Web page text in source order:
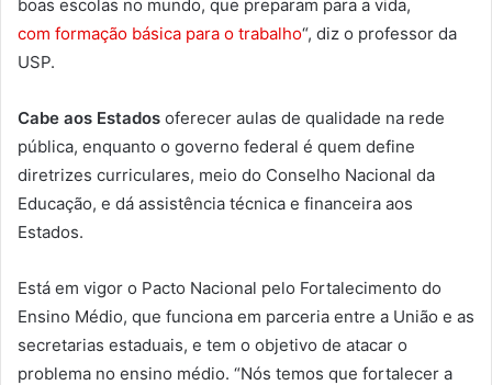
boas escolas no mundo, que preparam para a vida,
com formação básica para o trabalho“, diz o professor da
USP.
Cabe aos Estados oferecer aulas de qualidade na rede
pública, enquanto o governo federal é quem define
diretrizes curriculares, meio do Conselho Nacional da
Educação, e dá assistência técnica e financeira aos
Estados.
Está em vigor o Pacto Nacional pelo Fortalecimento do
Ensino Médio, que funciona em parceria entre a União e as
secretarias estaduais, e tem o objetivo de atacar o
problema no ensino médio. “Nós temos que fortalecer a